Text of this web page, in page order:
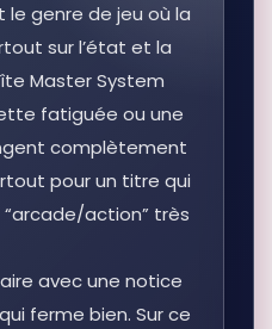
genre de jeu où la
sur l’état et la
Master System
fatiguée ou une
complètement
pour un titre qui
action” très
avec une notice
ferme bien. Sur ce